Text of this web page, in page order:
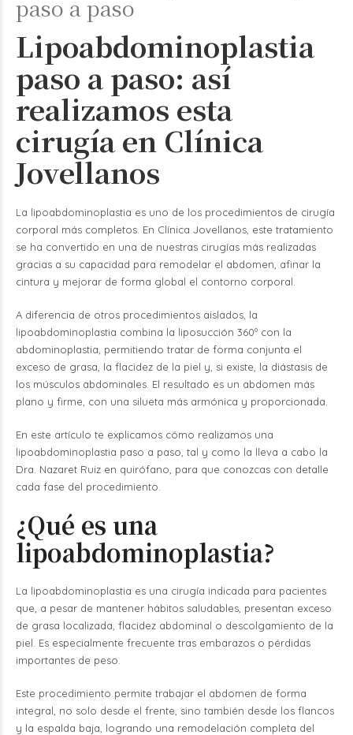
paso a paso
Lipoabdominoplastia
paso a paso: así
realizamos esta
cirugía en Clínica
Jovellanos
La lipoabdominoplastia es uno de los procedimientos de cirugía
corporal más completos. En Clínica Jovellanos, este tratamiento
se ha convertido en una de nuestras cirugías más realizadas
gracias a su capacidad para remodelar el abdomen, afinar la
cintura y mejorar de forma global el contorno corporal.
A diferencia de otros procedimientos aislados, la
lipoabdominoplastia combina la liposucción 360º con la
abdominoplastia, permitiendo tratar de forma conjunta el
exceso de grasa, la flacidez de la piel y, si existe, la diástasis de
los músculos abdominales. El resultado es un abdomen más
plano y firme, con una silueta más armónica y proporcionada.
En este artículo te explicamos cómo realizamos una
lipoabdominoplastia paso a paso, tal y como la lleva a cabo la
Dra. Nazaret Ruiz en quirófano, para que conozcas con detalle
cada fase del procedimiento.
¿Qué es una
lipoabdominoplastia?
La lipoabdominoplastia es una cirugía indicada para pacientes
que, a pesar de mantener hábitos saludables, presentan exceso
de grasa localizada, flacidez abdominal o descolgamiento de la
piel. Es especialmente frecuente tras embarazos o pérdidas
importantes de peso.
Este procedimiento permite trabajar el abdomen de forma
integral, no solo desde el frente, sino también desde los flancos
y la espalda baja, logrando una remodelación completa del